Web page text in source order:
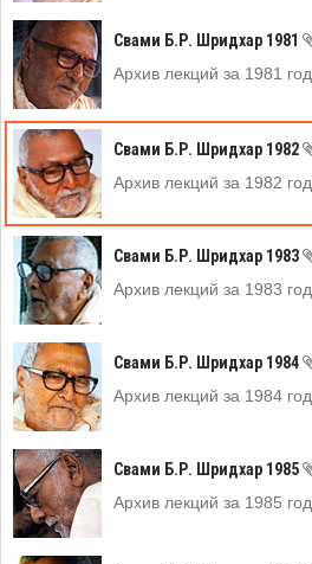
Свами Б.Р. Шридхар 1981
Архив лекций за 1981 год
Свами Б.Р. Шридхар 1982
Архив лекций за 1982 год
Свами Б.Р. Шридхар 1983
Архив лекций за 1983 год
Свами Б.Р. Шридхар 1984
Архив лекций за 1984 год
Свами Б.Р. Шридхар 1985
Архив лекций за 1985 год